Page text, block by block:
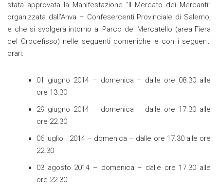
stata approvata la Manifestazione “Il Mercato dei Mercanti”
organizzata dall’Anva – Confesercenti Provinciale di Salerno,
e che si svolgerà intorno al Parco del Mercatello (area Fiera
del Crocefisso) nelle seguenti domeniche e con i seguenti
orari:
01 giugno 2014 – domenica – dalle ore 08.30 alle
ore 13.30
29 giugno 2014 – domenica – dalle ore 17.30 alle
ore 22.30
06 luglio 2014 – domenica – dalle ore 17.30 alle ore
22.30
03 agosto 2014 – domenica – dalle ore 17.30 alle
ore 22.30